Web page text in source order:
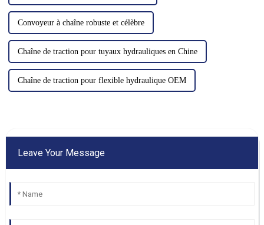
Convoyeur à chaîne robuste et célèbre
Chaîne de traction pour tuyaux hydrauliques en Chine
Chaîne de traction pour flexible hydraulique OEM
Leave Your Message